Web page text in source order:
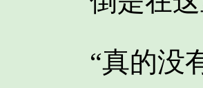
“真的没有